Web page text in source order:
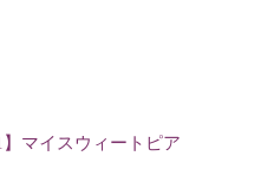
】マイスウィートピア